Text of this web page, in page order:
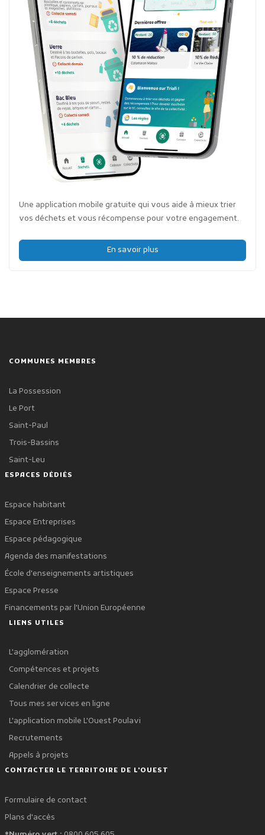
Une application mobile gratuite qui vous aide à mieux trier
vos déchets et vous récompense pour votre engagement.
En savoir plus
COMMUNES MEMBRES
La Possession
Le Port
Saint-Paul
Trois-Bassins
Saint-Leu
ESPACES DÉDIÉS
Espace habitant
Espace Entreprises
Espace pédagogique
Agenda des manifestations
École d'enseignements artistiques
Espace Presse
Financements par l'Union Européenne
LIENS UTILES
L'agglomération
Compétences et projets
Calendrier de collecte
Tous mes services en ligne
L'application mobile L'Ouest Poulavi
Recrutements
Appels à projets
CONTACTER LE TERRITOIRE DE L'OUEST
Formulaire de contact
Plans d'accès